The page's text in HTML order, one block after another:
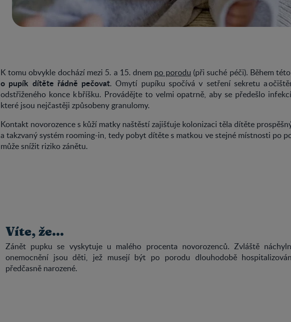
K tomu obvykle dochází mezi 5. a 15. dnem po porodu (při suché péči). Během
o pupík dítěte řádně pečovat. Omytí pupíku spočívá v setření sekretu a
odstřiženého konce k bříšku. Provádějte to velmi opatrně, aby se předešlo
které jsou nejčastěji způsobeny granulomy.
Kontakt novorozence s kůží matky naštěstí zajišťuje kolonizaci těla dítěte
a takzvaný systém rooming-in, tedy pobyt dítěte s matkou ve stejné místnosti po
může snížit riziko zánětu.
Víte, že...
Zánět pupku se vyskytuje u malého procenta novorozenců. Zvláště
onemocnění jsou děti, jež musejí být po porodu dlouhodobě
předčasně narozené.